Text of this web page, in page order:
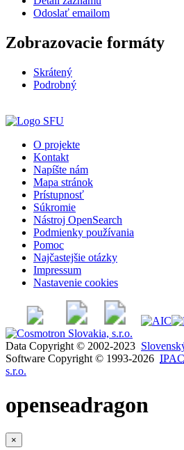
Odoslať emailom
Zobrazovacie formáty
Skrátený
Podrobný
O projekte
Kontakt
Napíšte nám
Mapa stránok
Prístupnosť
Súkromie
Nástroj OpenSearch
Podmienky používania
Pomoc
Najčastejšie otázky
Impressum
Nastavenie cookies
Data Copyright © 2002-2023
Software Copyright © 1993-2026 IPAC
s.r.o.
openseadragon
×